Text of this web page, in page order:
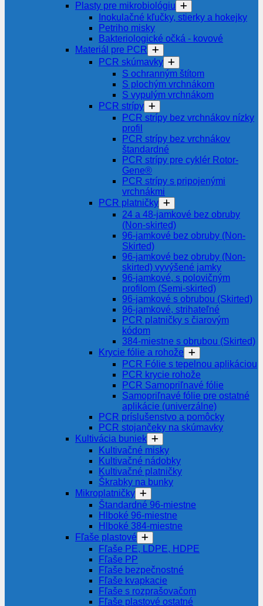
Plasty pre mikrobiológiu
Inokulačné kľučky, stierky a hokejky
Petriho misky
Bakteriologické očká - kovové
Materiál pre PCR
PCR skúmavky
S ochranným štítom
S plochým vrchnákom
S vypulým vrchnákom
PCR strípy
PCR strípy bez vrchnákov nízky
profil
PCR strípy bez vrchnákov
štandardné
PCR strípy pre cyklér Rotor-
Gene®
PCR strípy s pripojenými
vrchnákmi
PCR platničky
24 a 48-jamkové bez obruby
(Non-skirted)
96-jamkové bez obruby (Non-
Skirted)
96-jamkové bez obruby (Non-
skirted) vyvýšené jamky
96-jamkové, s polovičným
profilom (Semi-skirted)
96-jamkové s obrubou (Skirted)
96-jamkové, strihateľné
PCR platničky s čiarovým
kódom
384-miestne s obrubou (Skirted)
Krycie fólie a rohože
PCR Fólie s tepelnou aplikáciou
PCR krycie rohože
PCR Samopriľnavé fólie
Samopriľnavé fólie pre ostatné
aplikácie (univerzálne)
PCR príslušenstvo a pomôcky
PCR stojančeky na skúmavky
Kultivácia buniek
Kultivačné misky
Kultivačné nádobky
Kultivačné platničky
Škrabky na bunky
Mikroplatničky
Štandardné 96-miestne
Hlboké 96-miestne
Hlboké 384-miestne
Fľaše plastové
Fľaše PE, LDPE, HDPE
Fľaše PP
Fľaše bezpečnostné
Fľaše kvapkacie
Fľaše s rozprašovačom
Fľaše plastové ostatné